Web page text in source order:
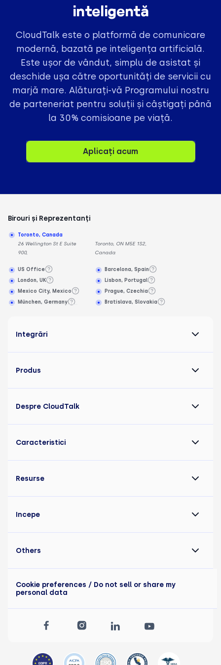
inteligentă
CloudTalk este o platformă de comunicare
modernă, bazată pe inteligența artificială.
Este ușor de vândut, simplu de asistat și
deschide ușa către oportunități de servicii cu
marjă mare. Alăturați-vă Programului nostru
de parteneriat pentru soluții și câștigați până
la 30% comisioane pe viață.
Aplicați acum
Birouri și Reprezentanți
Toronto, Canada
26 Wellington St E Suite
900,
Toronto, ON M5E 1S2,
Canada
US Office
London, UK
Mexico City, Mexico
München, Germany
Barcelona, Spain
Lisbon, Portugal
Prague, Czechia
Bratislava, Slovakia
Integrări
Produs
Despre CloudTalk
Caracteristici
Resurse
Incepe
Others
Cookie preferences / Do not sell or share my
personal data